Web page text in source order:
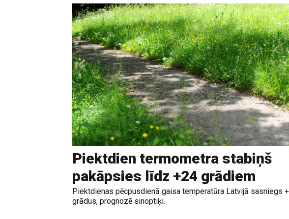
Piektdien termometra stabiņš
pakāpsies līdz +24 grādiem
Piektdienas pēcpusdienā gaisa temperatūra Latvijā sasniegs
grādus, prognozē sinoptiķi.